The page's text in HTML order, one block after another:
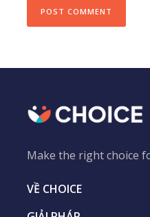
Make the right choice
VỀ CHOICE